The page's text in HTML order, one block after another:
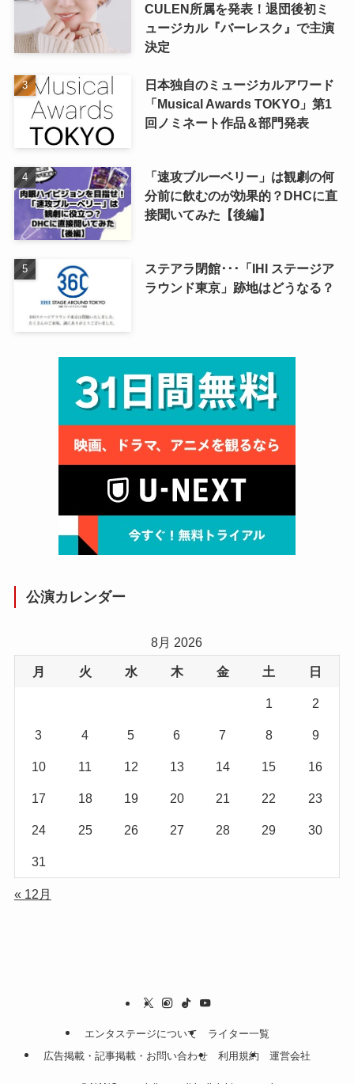
CULEN所属を発表！退団後初ミ
ュージカル『バーレスク』で主演
決定
日本独自のミュージカルアワード
「Musical Awards TOKYO」第1
回ノミネート作品＆部門発表
「速攻ブルーベリー」は観劇の何
分前に飲むのが効果的？DHCに直
接聞いてみた【後編】
ステアラ閉館･･･「IHI ステージア
ラウンド東京」跡地はどうなる？
公演カレンダー
8月 2026
月 火 水 木 金 土 日
1 2
3 4 5 6 7 8 9
10 11 12 13 14 15 16
17 18 19 20 21 22 23
24 25 26 27 28 29 30
31
« 12月
エンタステージについて
ライター一覧
広告掲載・記事掲載・お問い合わせ
利用規約 運営会社